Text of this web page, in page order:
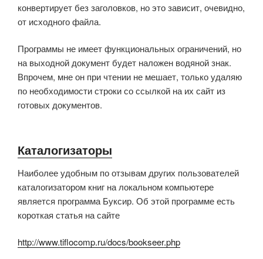
конвертирует без заголовков, но это зависит, очевидно,
от исходного файла.
Программы не имеет функциональных ограничений, но
на выходной документ будет наложен водяной знак.
Впрочем, мне он при чтении не мешает, только удаляю
по необходимости строки со ссылкой на их сайт из
готовых документов.
Каталогизаторы
Наиболее удобным по отзывам других пользователей
каталогизатором книг на локальном компьютере
является программа Буксир. Об этой программе есть
короткая статья на сайте
http://www.tiflocomp.ru/docs/bookseer.php